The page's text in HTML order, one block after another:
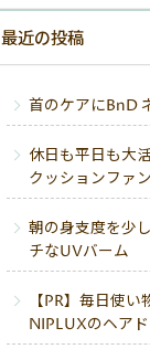
最近の投稿
首のケアにBnD
休日も平日も大
クッションファ
朝の身支度を少
チなUVバーム
【PR】毎日使
NIPLUXのヘア